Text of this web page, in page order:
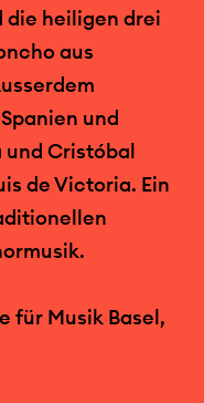
heiligen drei
aus
und
und Cristóbal
de Victoria. Ein
für Musik Basel,